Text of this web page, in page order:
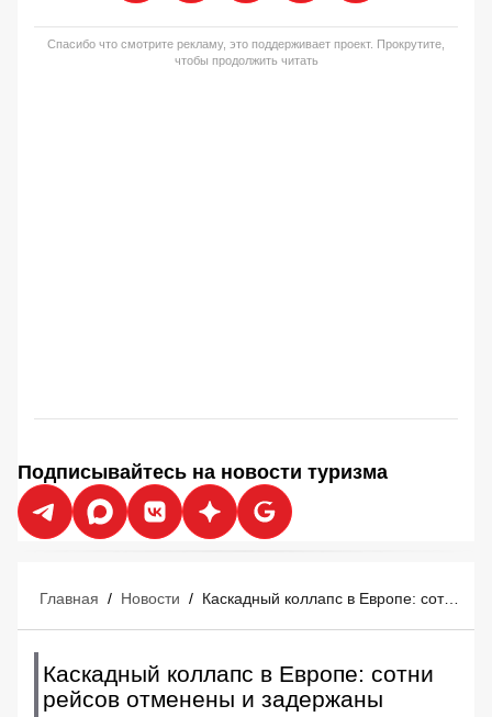
Спасибо что смотрите рекламу, это поддерживает проект. Прокрутите,
чтобы продолжить читать
Подписывайтесь на новости туризма
Главная / Новости / Каскадный коллапс в Европе: сотни рейсов отменены и задержаны
Каскадный коллапс в Европе: сотни
рейсов отменены и задержаны